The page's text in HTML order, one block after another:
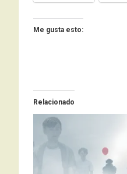
Me gusta esto:
Relacionado